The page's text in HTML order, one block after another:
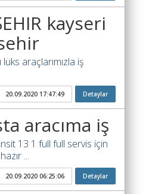
kayseri
araçlarımızla iş
20.09.2020 17:47:49 Detaylar
aracıma iş
13 1 full full servis için
...
20.09.2020 06:25:06 Detaylar